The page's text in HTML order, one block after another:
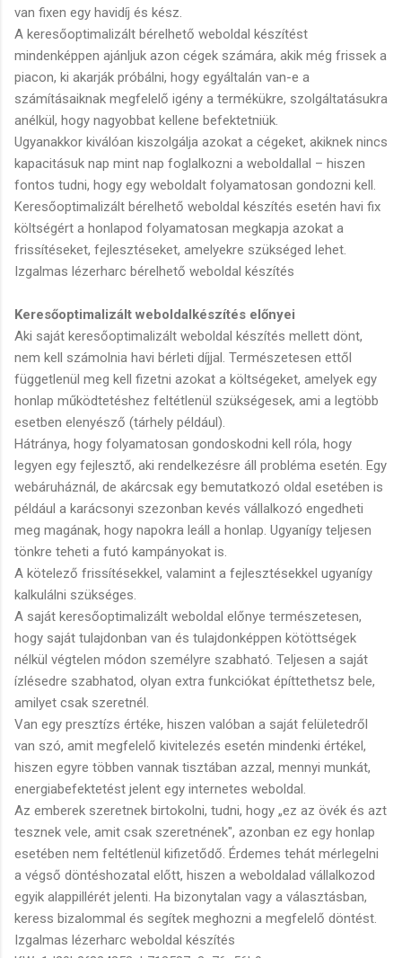
van fixen egy havidíj és kész.
A keresőoptimalizált bérelhető weboldal készítést
mindenképpen ajánljuk azon cégek számára, akik még frissek a
piacon, ki akarják próbálni, hogy egyáltalán van-e a
számításaiknak megfelelő igény a termékükre, szolgáltatásukra
anélkül, hogy nagyobbat kellene befektetniük.
Ugyanakkor kiválóan kiszolgálja azokat a cégeket, akiknek nincs
kapacitásuk nap mint nap foglalkozni a weboldallal – hiszen
fontos tudni, hogy egy weboldalt folyamatosan gondozni kell.
Keresőoptimalizált bérelhető weboldal készítés esetén havi fix
költségért a honlapod folyamatosan megkapja azokat a
frissítéseket, fejlesztéseket, amelyekre szükséged lehet.
Izgalmas lézerharc bérelhető weboldal készítés
Keresőoptimalizált weboldalkészítés előnyei
Aki saját keresőoptimalizált weboldal készítés mellett dönt,
nem kell számolnia havi bérleti díjjal. Természetesen ettől
függetlenül meg kell fizetni azokat a költségeket, amelyek egy
honlap működtetéshez feltétlenül szükségesek, ami a legtöbb
esetben elenyésző (tárhely például).
Hátránya, hogy folyamatosan gondoskodni kell róla, hogy
legyen egy fejlesztő, aki rendelkezésre áll probléma esetén. Egy
webáruháznál, de akárcsak egy bemutatkozó oldal esetében is
például a karácsonyi szezonban kevés vállalkozó engedheti
meg magának, hogy napokra leáll a honlap. Ugyanígy teljesen
tönkre teheti a futó kampányokat is.
A kötelező frissítésekkel, valamint a fejlesztésekkel ugyanígy
kalkulálni szükséges.
A saját keresőoptimalizált weboldal előnye természetesen,
hogy saját tulajdonban van és tulajdonképpen kötöttségek
nélkül végtelen módon személyre szabható. Teljesen a saját
ízlésedre szabhatod, olyan extra funkciókat építtethetsz bele,
amilyet csak szeretnél.
Van egy presztízs értéke, hiszen valóban a saját felületedről
van szó, amit megfelelő kivitelezés esetén mindenki értékel,
hiszen egyre többen vannak tisztában azzal, mennyi munkát,
energiabefektetést jelent egy internetes weboldal.
Az emberek szeretnek birtokolni, tudni, hogy „ez az övék és azt
tesznek vele, amit csak szeretnének", azonban ez egy honlap
esetében nem feltétlenül kifizetődő. Érdemes tehát mérlegelni
a végső döntéshozatal előtt, hiszen a weboldalad vállalkozod
egyik alappillérét jelenti. Ha bizonytalan vagy a választásban,
keress bizalommal és segítek meghozni a megfelelő döntést.
Izgalmas lézerharc weboldal készítés